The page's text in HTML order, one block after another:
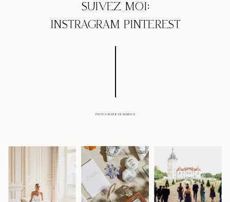
SUIVEZ MOI:
INSTRAGRAM PINTEREST
PHOTOGRAPHE DE MARIAGE